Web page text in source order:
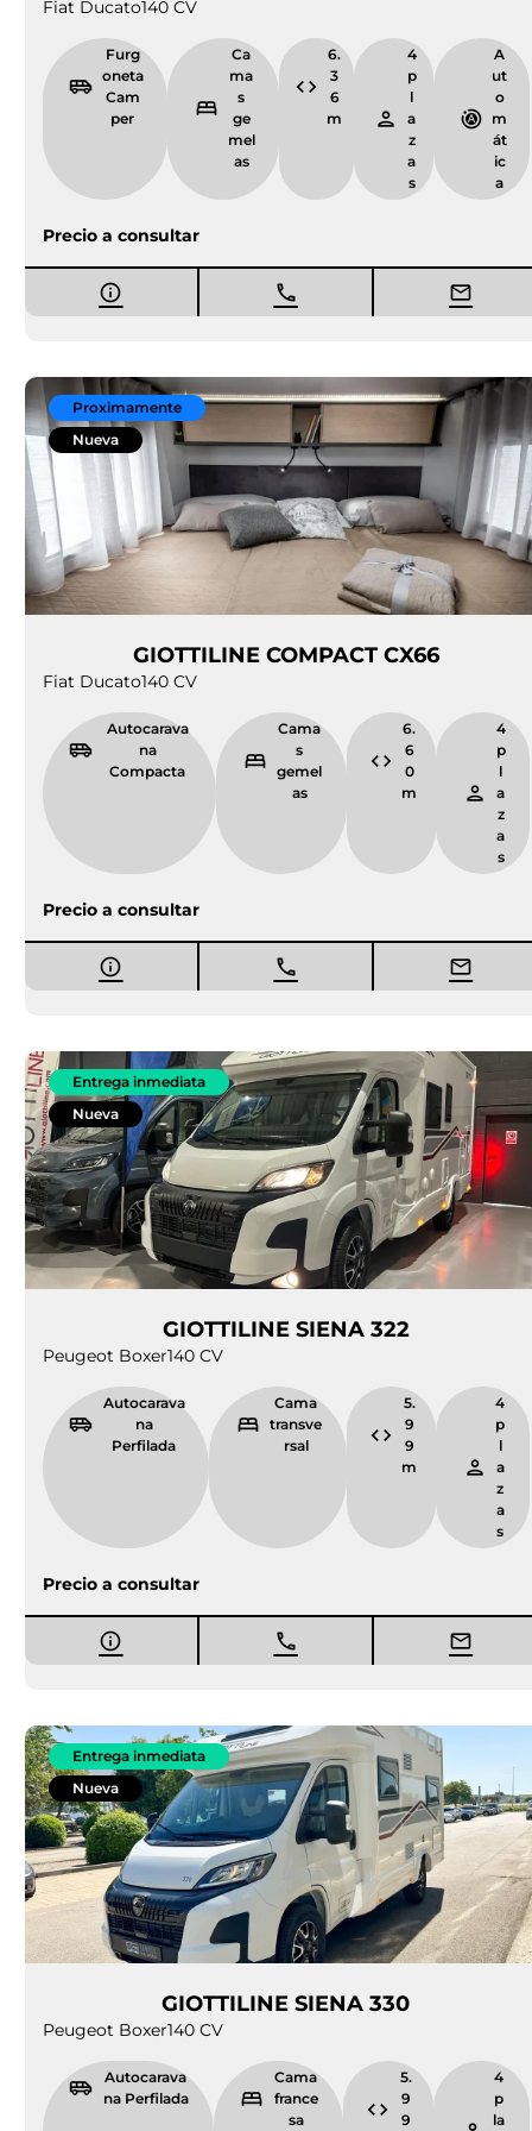
Fiat Ducato140 CV
Furg
oneta
Cam
per
Ca
ma
s
ge
mel
as
6.
3
6
m
4
p
l
a
z
a
s
A
ut
o
m
át
ic
a
Precio a consultar
Proximamente
Nueva
GIOTTILINE COMPACT CX66
Fiat Ducato140 CV
Autocarava
na
Compacta
Cama
s
gemel
as
6.
6
0
m
4
p
l
a
z
a
s
Precio a consultar
Entrega inmediata
Nueva
GIOTTILINE SIENA 322
Peugeot Boxer140 CV
Autocarava
na
Perfilada
Cama
transve
rsal
5.
9
9
m
4
p
l
a
z
a
s
Precio a consultar
Entrega inmediata
Nueva
GIOTTILINE SIENA 330
Peugeot Boxer140 CV
Autocarava
na Perfilada
Cama
france
sa
5.
9
9
4
p
la